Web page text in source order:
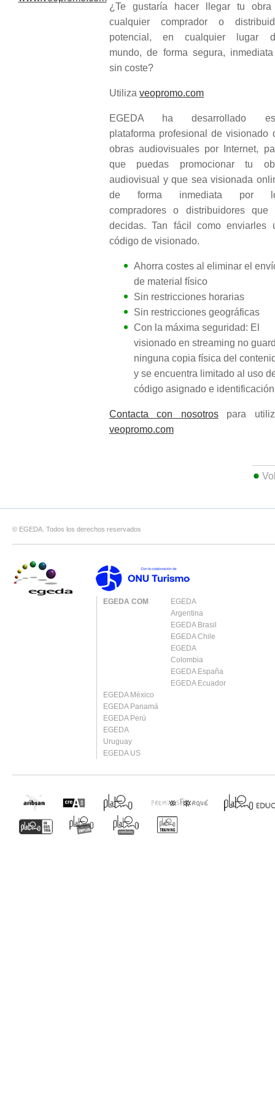
¿Te gustaría hacer llegar tu
cualquier comprador o
potencial, en cualquier lugar
mundo, de forma segura,
sin coste?
Utiliza veopromo.com
EGEDA ha desarrollado
plataforma profesional de visionado
obras audiovisuales por Internet,
que puedas promocionar tu
audiovisual y que sea visionada
de forma inmediata por
compradores o distribuidores que
decidas. Tan fácil como enviarles
código de visionado.
Ahorra costes al eliminar el
de material físico
Sin restricciones horarias
Sin restricciones geográficas
Con la máxima seguridad: El
visionado en streaming no
ninguna copia física del
y se encuentra limitado al uso
código asignado e identificación
Contacta con nosotrospara
veopromo.com
© EGEDA. Todos los derechos reservados
EGEDA COM
EGEDA
Argentina
EGEDA Brasil
EGEDA Chile
EGEDA
Colombia
EGEDA España
EGEDA Ecuador
EGEDA México
EGEDA Panamá
EGEDA Perú
EGEDA
Uruguay
EGEDA US